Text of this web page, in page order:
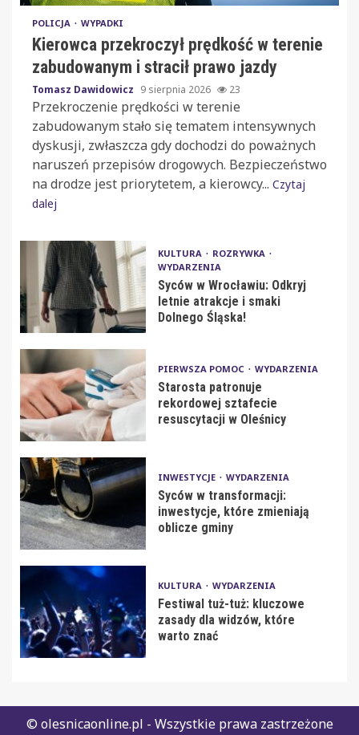
POLICJA WYPADKI
Kierowca przekroczył prędkość w terenie
zabudowanym i stracił prawo jazdy
Tomasz Dawidowicz 9 sierpnia 2026 23
Przekroczenie prędkości w terenie
zabudowanym stało się tematem intensywnych
dyskusji, zwłaszcza gdy dochodzi do poważnych
naruszeń przepisów drogowych. Bezpieczeństwo
na drodze jest priorytetem, a kierowcy... Czytaj
dalej
KULTURA
ROZRYWKA
WYDARZENIA
Syców w Wrocławiu: Odkryj
letnie atrakcje i smaki
Dolnego Śląska!
PIERWSZA POMOC WYDARZENIA
Starosta patronuje
rekordowej sztafecie
resuscytacji w Oleśnicy
INWESTYCJE WYDARZENIA
Syców w transformacji:
inwestycje, które zmieniają
oblicze gminy
KULTURA WYDARZENIA
Festiwal tuż-tuż: kluczowe
zasady dla widzów, które
warto znać
© olesnicaonline.pl - Wszystkie prawa zastrzeżone